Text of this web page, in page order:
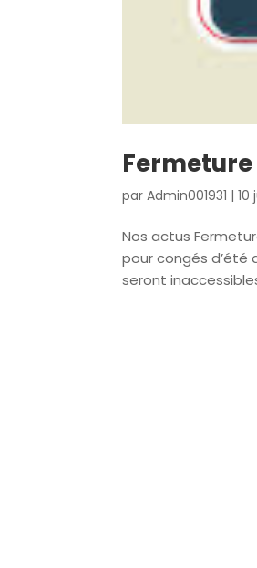
Fermeture
parAdmin001931 |10
Nos actus
pour congés d’été
seront